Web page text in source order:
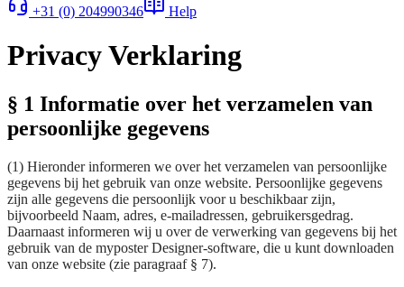
+31 (0) 204990346 Help
Privacy Verklaring
§ 1 Informatie over het verzamelen van
persoonlijke gegevens
(1) Hieronder informeren we over het verzamelen van persoonlijke
gegevens bij het gebruik van onze website. Persoonlijke gegevens
zijn alle gegevens die persoonlijk voor u beschikbaar zijn,
bijvoorbeeld Naam, adres, e-mailadressen, gebruikersgedrag.
Daarnaast informeren wij u over de verwerking van gegevens bij het
gebruik van de myposter Designer-software, die u kunt downloaden
van onze website (zie paragraaf § 7).